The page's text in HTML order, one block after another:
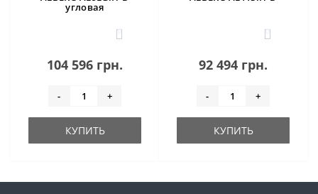
угловая
0
104 596 грн.
- +
КУПИТЬ
0
92 494 грн.
- +
КУПИТЬ